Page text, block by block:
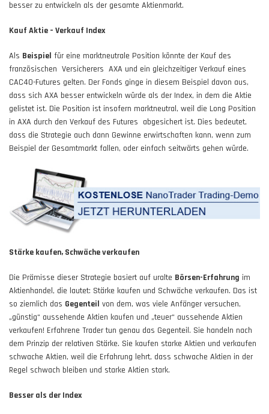
besser zu entwickeln als der gesamte Aktienmarkt.
Kauf Aktie – Verkauf Index
Als Beispiel für eine marktneutrale Position könnte der Kauf des
französischen Versicherers AXA und ein gleichzeitiger Verkauf eines
CAC40-Futures gelten. Der Fonds ginge in diesem Beispiel davon aus,
dass sich AXA besser entwickeln würde als der Index, in dem die Aktie
gelistet ist. Die Position ist insofern marktneutral, weil die Long Position
in AXA durch den Verkauf des Futures abgesichert ist. Dies bedeutet,
dass die Strategie auch dann Gewinne erwirtschaften kann, wenn zum
Beispiel der Gesamtmarkt fallen, oder einfach seitwärts gehen würde.
Stärke kaufen, Schwäche verkaufen
Die Prämisse dieser Strategie basiert auf uralte Börsen-Erfahrung im
Aktienhandel, die lautet: Stärke kaufen und Schwäche verkaufen. Das ist
so ziemlich das Gegenteil von dem, was viele Anfänger versuchen,
„günstig“ aussehende Aktien kaufen und „teuer“ aussehende Aktien
verkaufen! Erfahrene Trader tun genau das Gegenteil. Sie handeln nach
dem Prinzip der relativen Stärke. Sie kaufen starke Aktien und verkaufen
schwache Aktien, weil die Erfahrung lehrt, dass schwache Aktien in der
Regel schwach bleiben und starke Aktien stark.
Besser als der Index